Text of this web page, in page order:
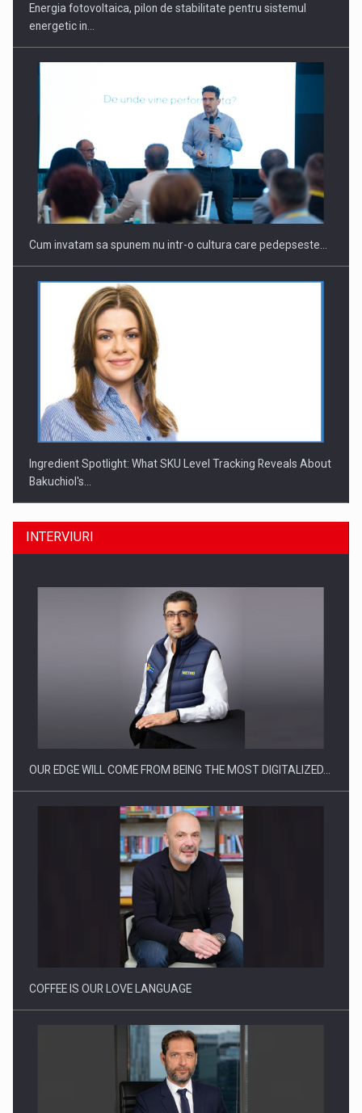
Webinar - Business Evolution-RETHINK STRATEGY-Finantare
Investitii Digitalizare
Energia fotovoltaica, pilon de stabilitate pentru sistemul
energetic in…
Cum invatam sa spunem nu intr-o cultura care pedepseste…
Ingredient Spotlight: What SKU Level Tracking Reveals About
Bakuchiol's…
Producatorii si comerciantii care nu se supun noilor
Proteinmaxxing and the Future of Protein Demand
INTERVIURI
OUR EDGE WILL COME FROM BEING THE MOST DIGITALIZED…
COFFEE IS OUR LOVE LANGUAGE